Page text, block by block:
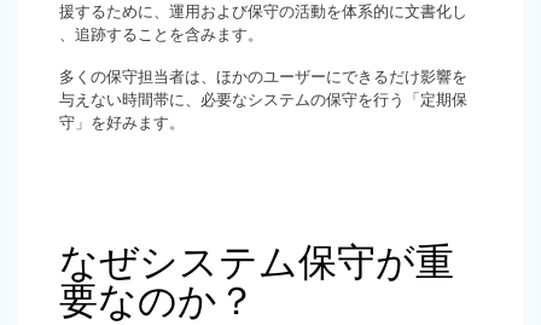
援するために、運用および保守の活動を体系的に文書化し
、追跡することを含みます。
多くの保守担当者は、ほかのユーザーにできるだけ影響を
与えない時間帯に、必要なシステムの保守を行う「定期保
守」を好みます。
なぜシステム保守が重
要なのか？